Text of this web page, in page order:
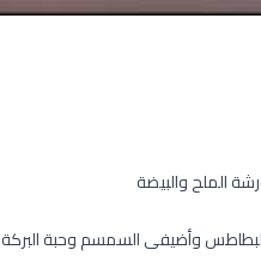
الملح والبيضة
وأضيفى السمسم وحبة البركة